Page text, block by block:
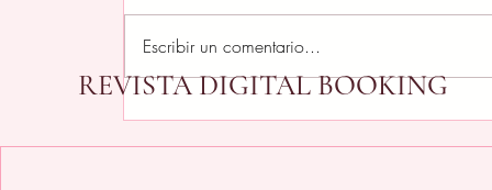
Escribir un comentario...
REVISTA DIGITAL BOOKING